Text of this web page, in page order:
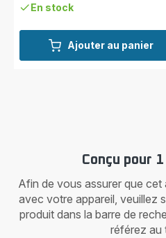
Ajouter au panier
En stock
Conçu pour
Afin de vous assurer que cet
avec votre appareil, veuillez
produit dans la barre de
référez au